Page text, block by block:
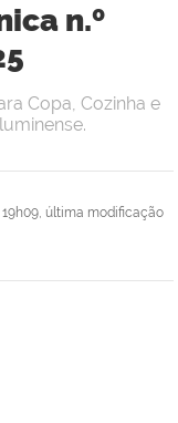
n.º
última modificação
Copa, Cozinha e